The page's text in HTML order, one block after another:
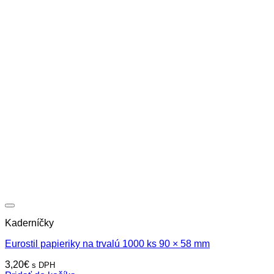
Kaderníčky
Eurostil papieriky na trvalú 1000 ks 90 × 58 mm
3,20€ s DPH